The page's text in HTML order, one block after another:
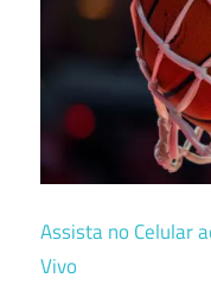
Assista no Celular
Vivo